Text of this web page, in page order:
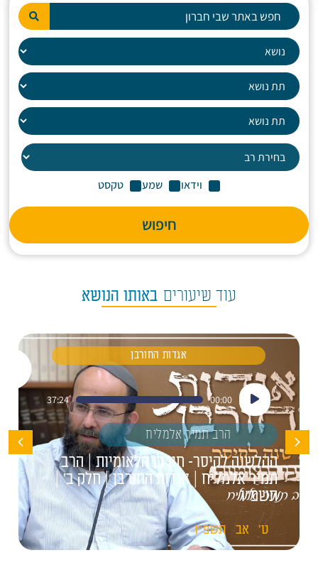
וידאו שמע טקסט
חיפוש
עוד שיעורים באותו הנושא
אגדות החורבן
נגן
אודיו
00:00
37:24
הרב תמיר אלמליח
ההלשנה לקיסר- חורבן הלאומיות | הרב
תמיר אלמליח | אגדות החורבן | חלק ב' |
תשפ"ו
ט' אב תשפ"ו